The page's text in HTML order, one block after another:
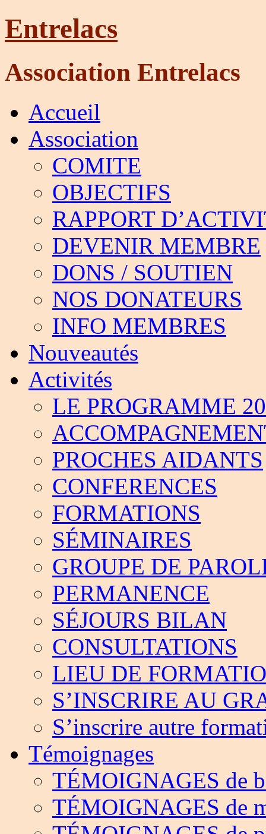
Entrelacs
Association Entrelacs
Accueil
Association
COMITE
OBJECTIFS
RAPPORT
DEVENIR MEMBRE
DONS / SOUTIEN
NOS DONATEURS
INFO MEMBRES
Nouveautés
Activités
LE PROGRAMME
PROCHES AIDANTS
CONFERENCES
FORMATIONS
SÉMINAIRES
GROUPE DE
PERMANENCE
SÉJOURS BILAN
CONSULTATIONS
LIEU DE
S’INSCRIRE AU
S’inscrire autre
Témoignages
TÉMOIGNAGES de
TÉMOIGNAGES de